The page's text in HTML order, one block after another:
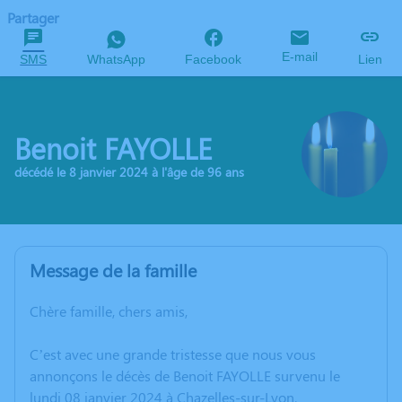
Partager
SMS WhatsApp Facebook E-mail Lien
Benoit FAYOLLE
décédé le 8 janvier 2024 à l'âge de 96 ans
Message de la famille
Chère famille, chers amis,
C’est avec une grande tristesse que nous vous
annonçons le décès de Benoit FAYOLLE survenu le
lundi 08 janvier 2024 à Chazelles-sur-Lyon.